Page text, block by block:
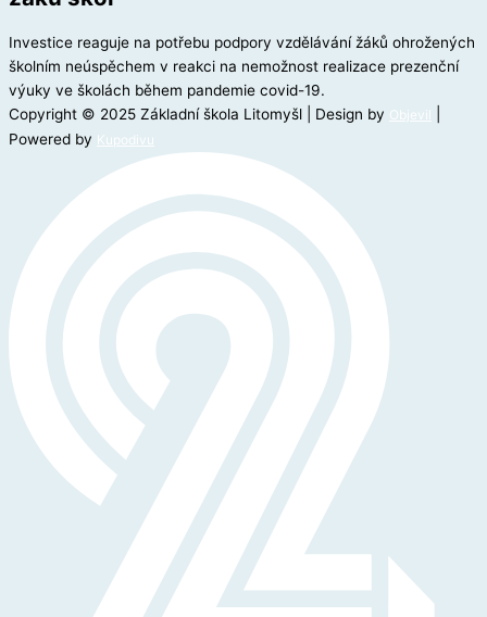
Investice reaguje na potřebu podpory vzdělávání žáků ohrožených
školním neúspěchem v reakci na nemožnost realizace prezenční
výuky ve školách během pandemie covid-19.
Copyright © 2025 Základní škola Litomyšl | Design by Objevil
Powered by Kupodivu